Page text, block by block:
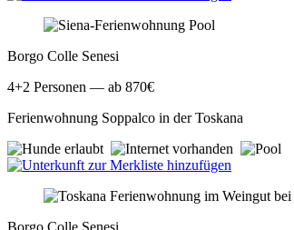
Borgo Colle Senesi
4+2 Personen — ab 870€
Ferienwohnung Soppalco in der Toskana
Borgo Colle Senesi